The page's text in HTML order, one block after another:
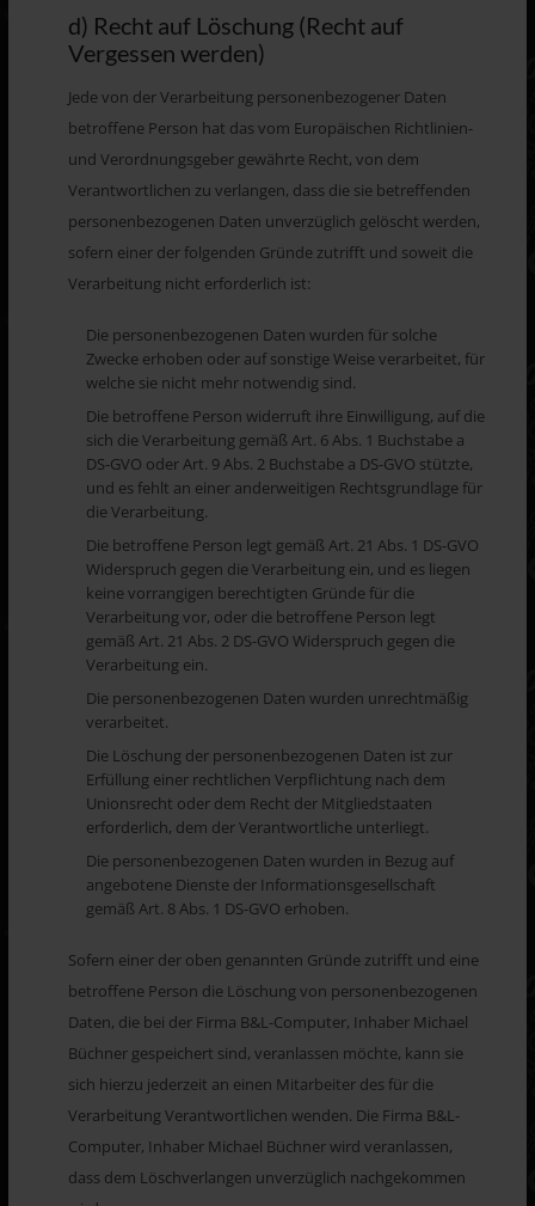
d) Recht auf Löschung (Recht auf
Vergessen werden)
Jede von der Verarbeitung personenbezogener Daten
betroffene Person hat das vom Europäischen Richtlinien-
und Verordnungsgeber gewährte Recht, von dem
Verantwortlichen zu verlangen, dass die sie betreffenden
personenbezogenen Daten unverzüglich gelöscht werden,
sofern einer der folgenden Gründe zutrifft und soweit die
Verarbeitung nicht erforderlich ist:
Die personenbezogenen Daten wurden für solche
Zwecke erhoben oder auf sonstige Weise verarbeitet, für
welche sie nicht mehr notwendig sind.
Die betroffene Person widerruft ihre Einwilligung, auf die
sich die Verarbeitung gemäß Art. 6 Abs. 1 Buchstabe a
DS-GVO oder Art. 9 Abs. 2 Buchstabe a DS-GVO stützte,
und es fehlt an einer anderweitigen Rechtsgrundlage für
die Verarbeitung.
Die betroffene Person legt gemäß Art. 21 Abs. 1 DS-GVO
Widerspruch gegen die Verarbeitung ein, und es liegen
keine vorrangigen berechtigten Gründe für die
Verarbeitung vor, oder die betroffene Person legt
gemäß Art. 21 Abs. 2 DS-GVO Widerspruch gegen die
Verarbeitung ein.
Die personenbezogenen Daten wurden unrechtmäßig
verarbeitet.
Die Löschung der personenbezogenen Daten ist zur
Erfüllung einer rechtlichen Verpflichtung nach dem
Unionsrecht oder dem Recht der Mitgliedstaaten
erforderlich, dem der Verantwortliche unterliegt.
Die personenbezogenen Daten wurden in Bezug auf
angebotene Dienste der Informationsgesellschaft
gemäß Art. 8 Abs. 1 DS-GVO erhoben.
Sofern einer der oben genannten Gründe zutrifft und eine
betroffene Person die Löschung von personenbezogenen
Daten, die bei der Firma B&L-Computer, Inhaber Michael
Büchner gespeichert sind, veranlassen möchte, kann sie
sich hierzu jederzeit an einen Mitarbeiter des für die
Verarbeitung Verantwortlichen wenden. Die Firma B&L-
Computer, Inhaber Michael Büchner wird veranlassen,
dass dem Löschverlangen unverzüglich nachgekommen